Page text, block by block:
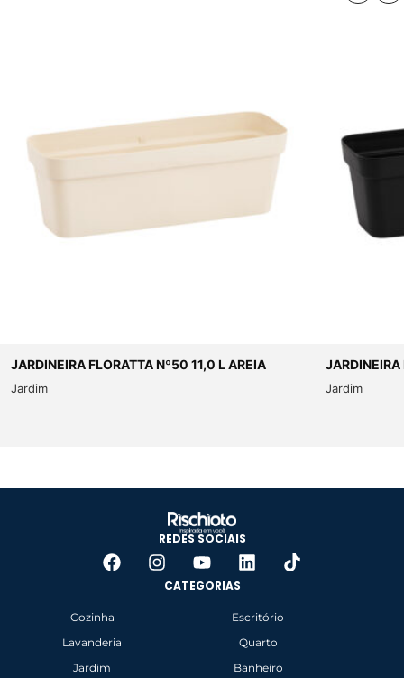
JARDINEIRA FLORATTA Nº50 11,0 L AREIA
Jardim
JARDINEIRA
Jardim
REDES SOCIAIS
CATEGORIAS
Cozinha
Lavanderia
Jardim
Escritório
Quarto
Banheiro